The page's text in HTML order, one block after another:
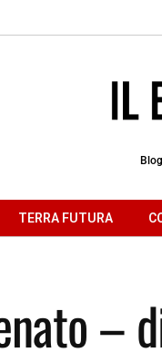
TERRA FUTURA
–